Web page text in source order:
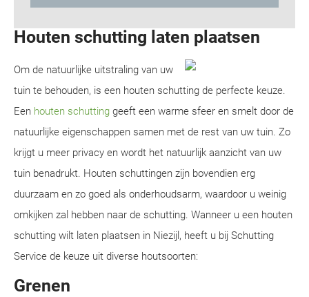
Houten schutting laten plaatsen
Om de natuurlijke uitstraling van uw
tuin te behouden, is een houten schutting de perfecte keuze.
Een houten schutting geeft een warme sfeer en smelt door de
natuurlijke eigenschappen samen met de rest van uw tuin. Zo
krijgt u meer privacy en wordt het natuurlijk aanzicht van uw
tuin benadrukt. Houten schuttingen zijn bovendien erg
duurzaam en zo goed als onderhoudsarm, waardoor u weinig
omkijken zal hebben naar de schutting. Wanneer u een houten
schutting wilt laten plaatsen in Niezijl, heeft u bij Schutting
Service de keuze uit diverse houtsoorten:
Grenen